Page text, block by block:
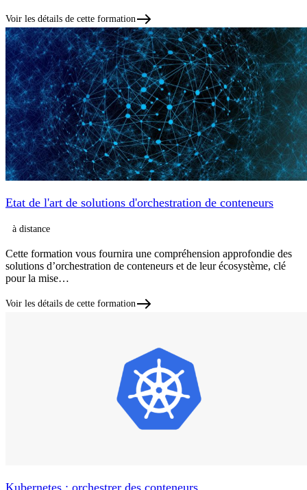
Voir les détails de cette formation
Etat de l'art de solutions d'orchestration de conteneurs
à distance
Cette formation vous fournira une compréhension approfondie des
solutions d’orchestration de conteneurs et de leur écosystème, clé
pour la mise…
Voir les détails de cette formation
Kubernetes : orchestrer des conteneurs